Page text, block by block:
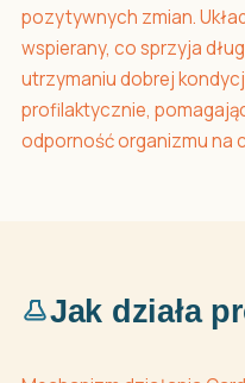
pozytywnych zmian.
wspierany, co sprzyja
utrzymaniu dobrej
profilaktycznie,
odporność organizmu na
Jak działa